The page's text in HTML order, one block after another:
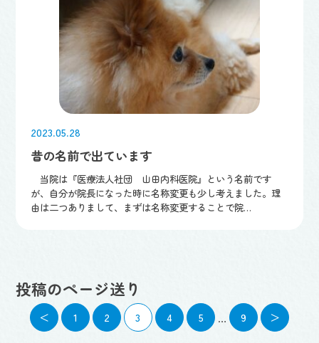
2023.05.28
昔の名前で出ています
当院は『医療法人社団 山田内科医院』という名前です
が、自分が院長になった時に名称変更も少し考えました。理
由は二つありまして、まずは名称変更することで院…
投稿のページ送り
＜ 1 2 3 4 5 … 9 ＞